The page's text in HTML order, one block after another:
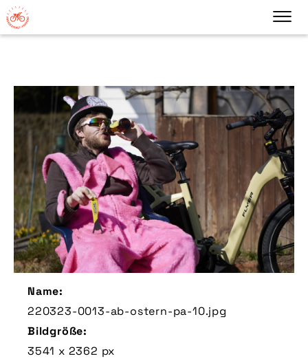
Name:
220323-0013-ab-ostern-pa-10.jpg
Bildgröße:
3541 x 2362 px